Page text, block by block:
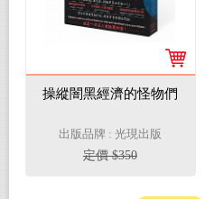
操縱闇黑經濟的怪物們
出版品牌 : 光現出版
定價 $350